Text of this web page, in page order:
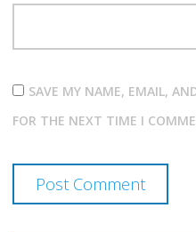
SAVE MY NAME, EMAIL,
FOR THE NEXT TIME I